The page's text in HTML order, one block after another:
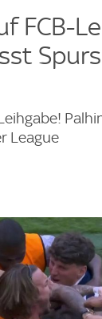
FCB-
Spurs
League